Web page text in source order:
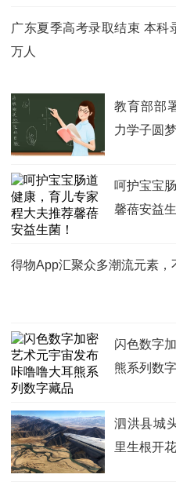
广东夏季高考录取结束 本科
万人
教育部部
力学子圆梦
呵护宝宝
馨蓓安益生
得物App汇聚众多潮流元素
闪色数字
熊系列数
泗洪县城
里生根开花